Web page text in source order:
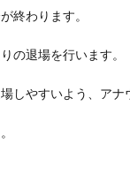
終わります。
の退場を行います。
しやすいよう、アナ